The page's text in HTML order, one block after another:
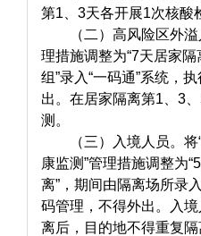
第1、3天各开展1次核酸
（二）高风险区外溢
理措施调整为“7天居家隔
组”录入“一码通”系统，
出。在居家隔离第1、3
测。
（三）入境人员。将
康监测”管理措施调整为
离”，期间由隔离场所录
码管理，不得外出。入
离后，目的地不得重复